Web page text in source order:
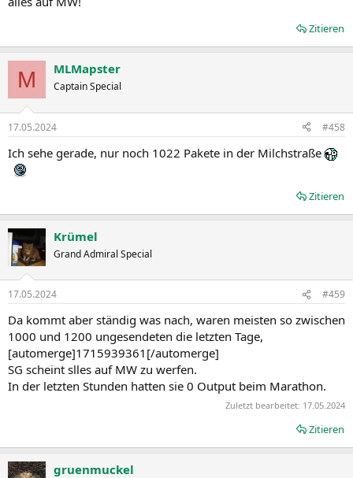
Zitieren
M MLMapster
Captain Special
17.05.2024 #458
Ich sehe gerade, nur noch 1022 Pakete in der Milchstraße
Zitieren
Krümel
Grand Admiral Special
17.05.2024 #459
Da kommt aber ständig was nach, waren meisten so zwischen
1000 und 1200 ungesendeten die letzten Tage,
[automerge]1715939361[/automerge]
SG scheint slles auf MW zu werfen.
In der letzten Stunden hatten sie 0 Output beim Marathon.
Zuletzt bearbeitet: 17.05.2024
Zitieren
gruenmuckel